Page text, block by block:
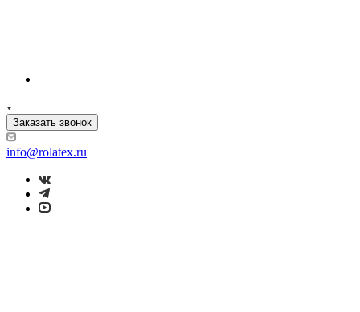
Заказать звонок
info@rolatex.ru